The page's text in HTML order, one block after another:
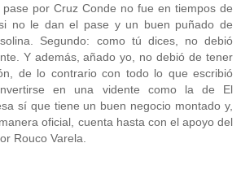
por Cruz Conde no fue en tiempos de
no le dan el pase y un buen puñado de
Segundo: como tú dices, no debió
Y además, añado yo, no debió de tener
de lo contrario con todo lo que escribió
en una vidente como la de El
sí que tiene un buen negocio montado y,
oficial, cuenta hasta con el apoyo del
Rouco Varela.